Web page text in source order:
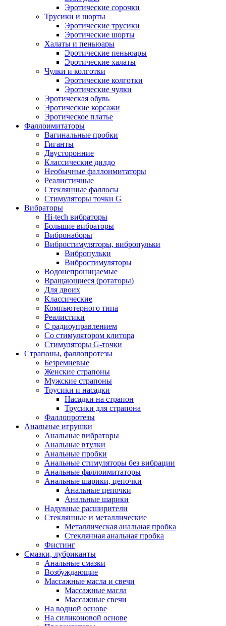
Эротические сорочки
Трусики и шорты
Эротические трусики
Эротические шорты
Халаты и пеньюары
Эротические пеньюары
Эротические халаты
Чулки и колготки
Эротические колготки
Эротические чулки
Эротическая обувь
Эротические корсажи
Эротическое платье
Фаллоимитаторы
Вагинальные пробки
Гиганты
Двусторонние
Классические дилдо
Необычные фаллоимитаторы
Реалистичные
Стеклянные фаллосы
Стимуляторы точки G
Вибраторы
Hi-tech вибраторы
Большие вибраторы
Вибронаборы
Вибростимуляторы, вибропульки
Вибропульки
Вибростимуляторы
Водонепроницаемые
Вращающиеся (ротаторы)
Для двоих
Классические
Компьютерного типа
Реалистики
С радиоуправлением
Со стимулятором клитора
Стимуляторы G-точки
Страпоны, фаллопротезы
Безремневые
Женские страпоны
Мужские страпоны
Трусики и насадки
Насадки на страпон
Трусики для страпона
Фаллопротезы
Анальные игрушки
Анальные вибраторы
Анальные втулки
Анальные пробки
Анальные стимуляторы без вибрации
Анальные фаллоимитаторы
Анальные шарики, цепочки
Анальные цепочки
Анальные шарики
Надувные расширители
Стеклянные и металлические
Металлическая анальная пробка
Стеклянная анальная пробка
Фистинг
Смазки, лубриканты
Анальные смазки
Возбуждающие
Массажные масла и свечи
Массажные масла
Массажные свечи
На водной основе
На силиконовой основе